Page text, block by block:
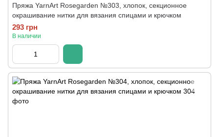
Пряжа YarnArt Rosegarden №303, хлопок, секционное
окрашивание нитки для вязания спицами и крючком
293 грн
В наличии